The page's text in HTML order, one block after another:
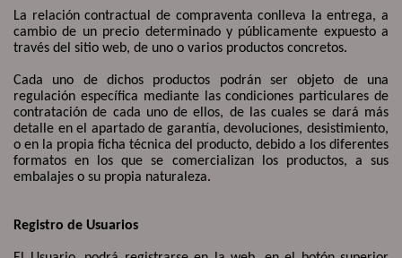
La relación contractual de compraventa conlleva la entrega, a
cambio de un precio determinado y públicamente expuesto a
través del sitio web, de uno o varios productos concretos.
Cada uno de dichos productos podrán ser objeto de una
regulación específica mediante las condiciones particulares de
contratación de cada uno de ellos, de las cuales se dará más
detalle en el apartado de garantía, devoluciones, desistimiento,
o en la propia ficha técnica del producto, debido a los diferentes
formatos en los que se comercializan los productos, a sus
embalajes o su propia naturaleza.
Registro de Usuarios